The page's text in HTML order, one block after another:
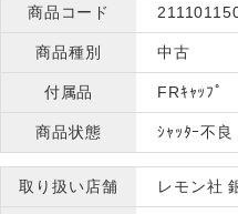
商品コード
商品種別 中古
付属品 FRｷｬｯﾌﾟ
商品状態 ｼｬｯﾀｰ不
取り扱い店舗 レモン社